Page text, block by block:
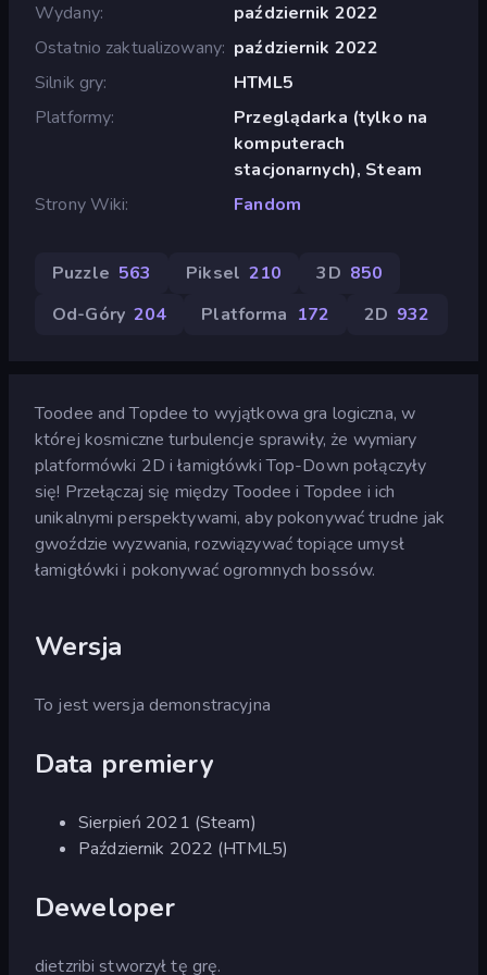
Wydany
październik 2022
Ostatnio zaktualizowany październik 2022
Silnik gry
HTML5
Platformy
Przeglądarka (tylko na
komputerach
stacjonarnych), Steam
Strony Wiki
Fandom
Puzzle 563 Piksel 210 3D 850
Od-Góry 204 Platforma 172 2D 932
Toodee and Topdee to wyjątkowa gra logiczna, w
której kosmiczne turbulencje sprawiły, że wymiary
platformówki 2D i łamigłówki Top-Down połączyły
się! Przełączaj się między Toodee i Topdee i ich
unikalnymi perspektywami, aby pokonywać trudne jak
gwoździe wyzwania, rozwiązywać topiące umysł
łamigłówki i pokonywać ogromnych bossów.
Wersja
To jest wersja demonstracyjna
Data premiery
Sierpień 2021 (Steam)
Październik 2022 (HTML5)
Deweloper
dietzribi stworzył tę grę.